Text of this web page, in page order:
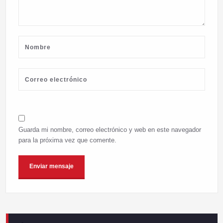
Guarda mi nombre, correo electrónico y web en este navegador
para la próxima vez que comente.